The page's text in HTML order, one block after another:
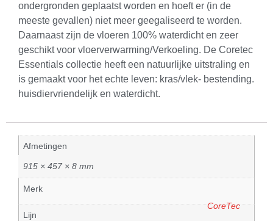
ondergronden geplaatst worden en hoeft er (in de
meeste gevallen) niet meer geegaliseerd te worden.
Daarnaast zijn de vloeren 100% waterdicht en zeer
geschikt voor vloerverwarming/Verkoeling. De Coretec
Essentials collectie heeft een natuurlijke uitstraling en
is gemaakt voor het echte leven: kras/vlek- bestending.
huisdiervriendelijk en waterdicht.
Afmetingen
915 × 457 × 8 mm
Merk
CoreTec
Lijn